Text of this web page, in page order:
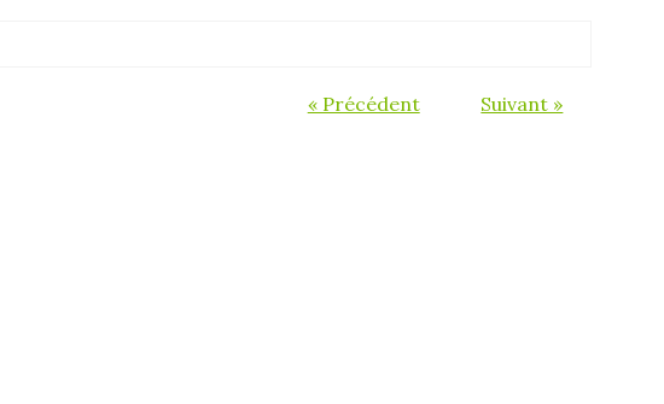
« Précédent Suivant »